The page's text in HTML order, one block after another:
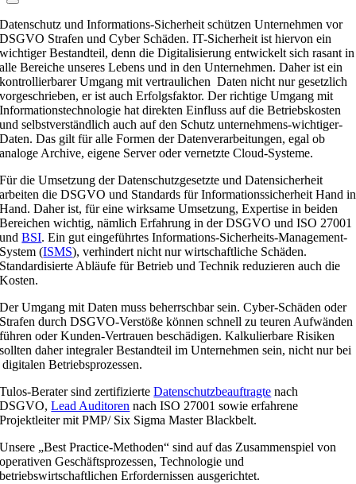
Datenschutz und Informations-Sicherheit schützen Unternehmen vor
DSGVO Strafen und Cyber Schäden. IT-Sicherheit ist hiervon ein
wichtiger Bestandteil, denn die Digitalisierung entwickelt sich rasant in
alle Bereiche unseres Lebens und in den Unternehmen. Daher ist ein
kontrollierbarer Umgang mit vertraulichen Daten nicht nur gesetzlich
vorgeschrieben, er ist auch Erfolgsfaktor. Der richtige Umgang mit
Informationstechnologie hat direkten Einfluss auf die Betriebskosten
und selbstverständlich auch auf den Schutz unternehmens-wichtiger-
Daten. Das gilt für alle Formen der Datenverarbeitungen, egal ob
analoge Archive, eigene Server oder vernetzte Cloud-Systeme.
Für die Umsetzung der Datenschutzgesetzte und Datensicherheit
arbeiten die DSGVO und Standards für Informationssicherheit Hand in
Hand. Daher ist, für eine wirksame Umsetzung, Expertise in beiden
Bereichen wichtig, nämlich Erfahrung in der DSGVO und ISO 27001
undBSI. Ein gut eingeführtes Informations-Sicherheits-Management-
System (ISMS), verhindert nicht nur wirtschaftliche Schäden.
Standardisierte Abläufe für Betrieb und Technik reduzieren auch die
Kosten.
Der Umgang mit Daten muss beherrschbar sein. Cyber-Schäden oder
Strafen durch DSGVO-Verstöße können schnell zu teuren Aufwänden
führen oder Kunden-Vertrauen beschädigen. Kalkulierbare Risiken
sollten daher integraler Bestandteil im Unternehmen sein, nicht nur bei
digitalen Betriebsprozessen.
Tulos-Berater sind zertifizierteDatenschutzbeauftragte nach
DSGVO,Lead Auditoren nach ISO 27001 sowie erfahrene
Projektleiter mit PMP/ Six Sigma Master Blackbelt.
Unsere „Best Practice-Methoden“ sind auf das Zusammenspiel von
operativen Geschäftsprozessen, Technologie und
betriebswirtschaftlichen Erfordernissen ausgerichtet.